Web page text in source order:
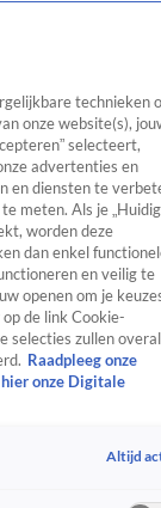
Algemeen
Tip
CrimeVideo's
jaar
technieken
onze website(s),
selecteert,
advertenties en
en diensten te
meten. Als je
worden deze
dan enkel
en veilig te
openen om je
de link Cookie-
selecties zullen overal
Raadpleeg onze
onze Digitale
Altijd